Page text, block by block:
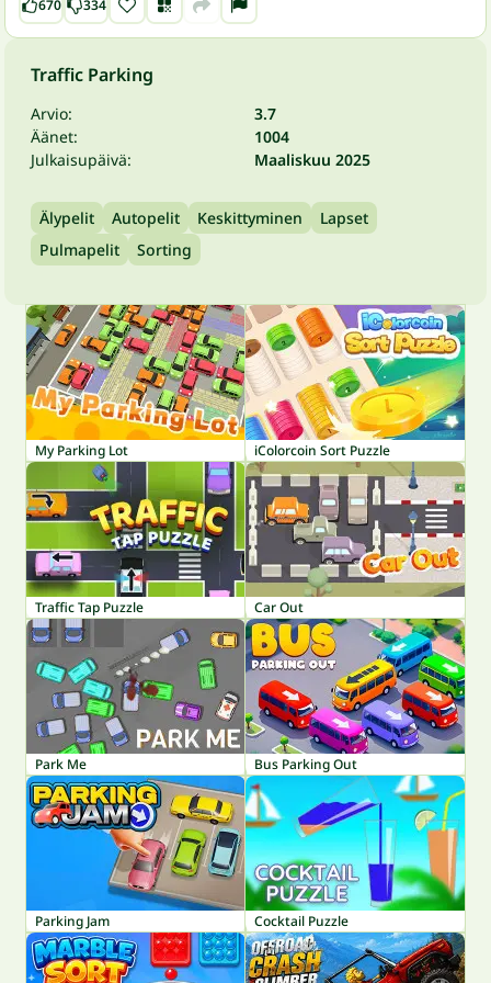
670 334
Traffic Parking
Arvio:
3.7
Äänet:
1004
Julkaisupäivä:
Maaliskuu 2025
Älypelit Autopelit Keskittyminen
Lapset
Pulmapelit
Sorting
My Parking Lot iColorcoin Sort Puzzle
Traffic Tap Puzzle Car Out
Park Me Bus Parking Out
Parking Jam Cocktail Puzzle